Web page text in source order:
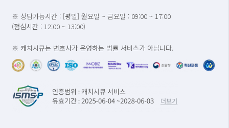
※ 상담가능시간 : [평일] 월요일 ~ 금요일 : 09:00 ~ 17:00
(점심시간 : 12:00 ~ 13:00)
※ 캐치시큐는 변호사가 운영하는 법률 서비스가 아닙니다.